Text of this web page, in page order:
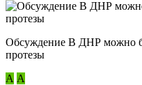
Обсуждение В ДНР можно
протезы
А А